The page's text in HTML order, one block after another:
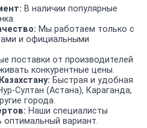
В наличии популярные
Мы работаем только с
и официальными
поставки от производителей
конкурентные цены.
Быстрая и удобная
Султан (Астана), Караганда,
города.
Наши специалисты
вариант.